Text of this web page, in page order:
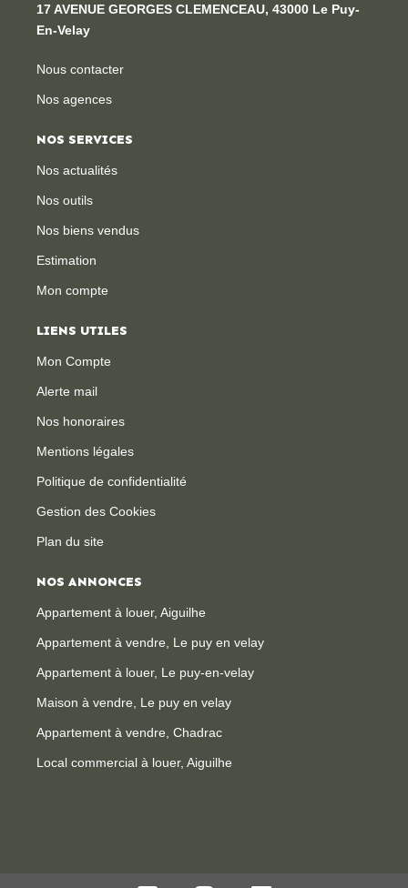
17 AVENUE GEORGES CLEMENCEAU, 43000 Le Puy-
En-Velay
Nous contacter
Nos agences
NOS SERVICES
Nos actualités
Nos outils
Nos biens vendus
Estimation
Mon compte
LIENS UTILES
Mon Compte
Alerte mail
Nos honoraires
Mentions légales
Politique de confidentialité
Gestion des Cookies
Plan du site
NOS ANNONCES
Appartement à louer, Aiguilhe
Appartement à vendre, Le puy en velay
Appartement à louer, Le puy-en-velay
Maison à vendre, Le puy en velay
Appartement à vendre, Chadrac
Local commercial à louer, Aiguilhe